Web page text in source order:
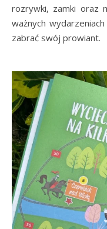
rozrywki, zamki oraz
ważnych
zabrać swój prowiant.